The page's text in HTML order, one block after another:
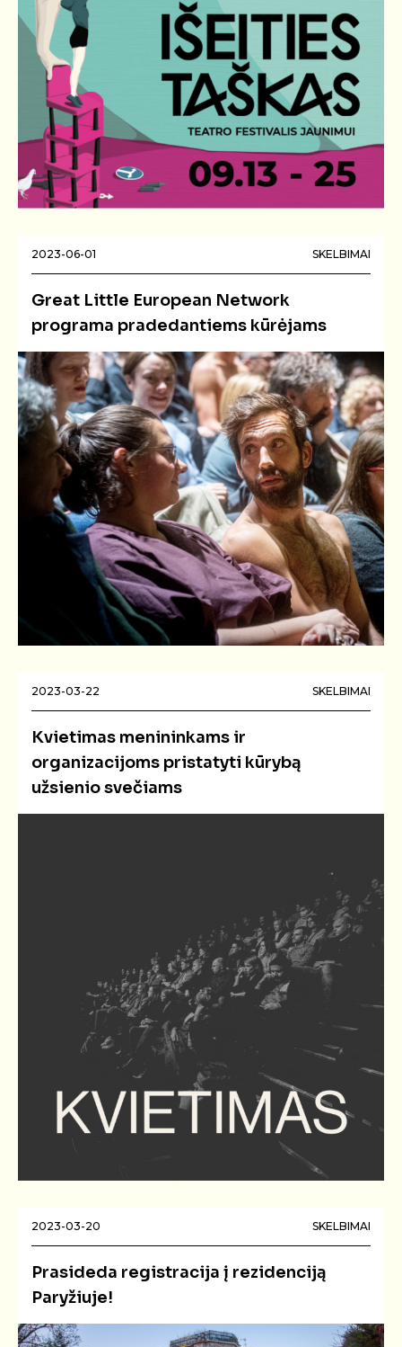
2023-06-01 SKELBIMAI
Great Little European Network
programa pradedantiems kūrėjams
2023-03-22 SKELBIMAI
Kvietimas menininkams ir
organizacijoms pristatyti kūrybą
užsienio svečiams
2023-03-20 SKELBIMAI
Prasideda registracija į rezidenciją
Paryžiuje!